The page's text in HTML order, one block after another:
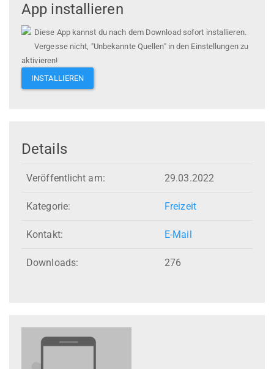
App installieren
Diese App kannst du nach dem Download sofort installieren.
Vergesse nicht, "Unbekannte Quellen" in den Einstellungen zu
aktivieren!
INSTALLIEREN
Details
Veröffentlicht am: 29.03.2022
Kategorie: Freizeit
Kontakt: E-Mail
Downloads: 276